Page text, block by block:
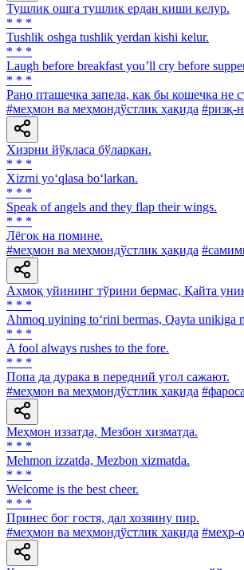
Тушлик ошга тушлик ердан киши келур.
* * *
Tushlik oshga tushlik yerdan kishi kelur.
* * *
Laugh before breakfast you’ll cry before
* * *
Рано пташечка запела, как бы кошечка не
#меҳмон ва меҳмондўстлик ҳақида #ризқ-
Хизрни йўқласа бўларкан.
* * *
Xizrni yo‘qlasa bo‘larkan.
* * *
Speak of angels and they flap their wings.
* * *
Лёгок на помине.
#меҳмон ва меҳмондўстлик ҳақида
Аҳмоқ уйининг тўрини бермас, Қайта
* * *
Ahmoq uyining to‘rini bermas, Qayta unikiga
* * *
A fool always rushes to the fore.
* * *
Попа да дурака в передний угол сажают.
#меҳмон ва меҳмондўстлик ҳақида
Меҳмон иззатда, Мезбон хизматда.
* * *
Mehmon izzatda, Mezbon xizmatda.
* * *
Welcome is the best cheer.
* * *
Принес бог гостя, дал хозяину пир.
#меҳмон ва меҳмондўстлик ҳақида #меҳр-